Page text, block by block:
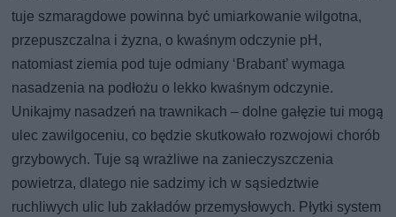
tuje szmaragdowe powinna być umiarkowanie wilgotna,
przepuszczalna i żyzna, o kwaśnym odczynie pH,
natomiast ziemia pod tuje odmiany ‘Brabant’ wymaga
nasadzenia na podłożu o lekko kwaśnym odczynie.
Unikajmy nasadzeń na trawnikach – dolne gałęzie tui mogą
ulec zawilgoceniu, co będzie skutkowało rozwojowi chorób
grzybowych. Tuje są wrażliwe na zanieczyszczenia
powietrza, dlatego nie sadzimy ich w sąsiedztwie
ruchliwych ulic lub zakładów przemysłowych. Płytki system